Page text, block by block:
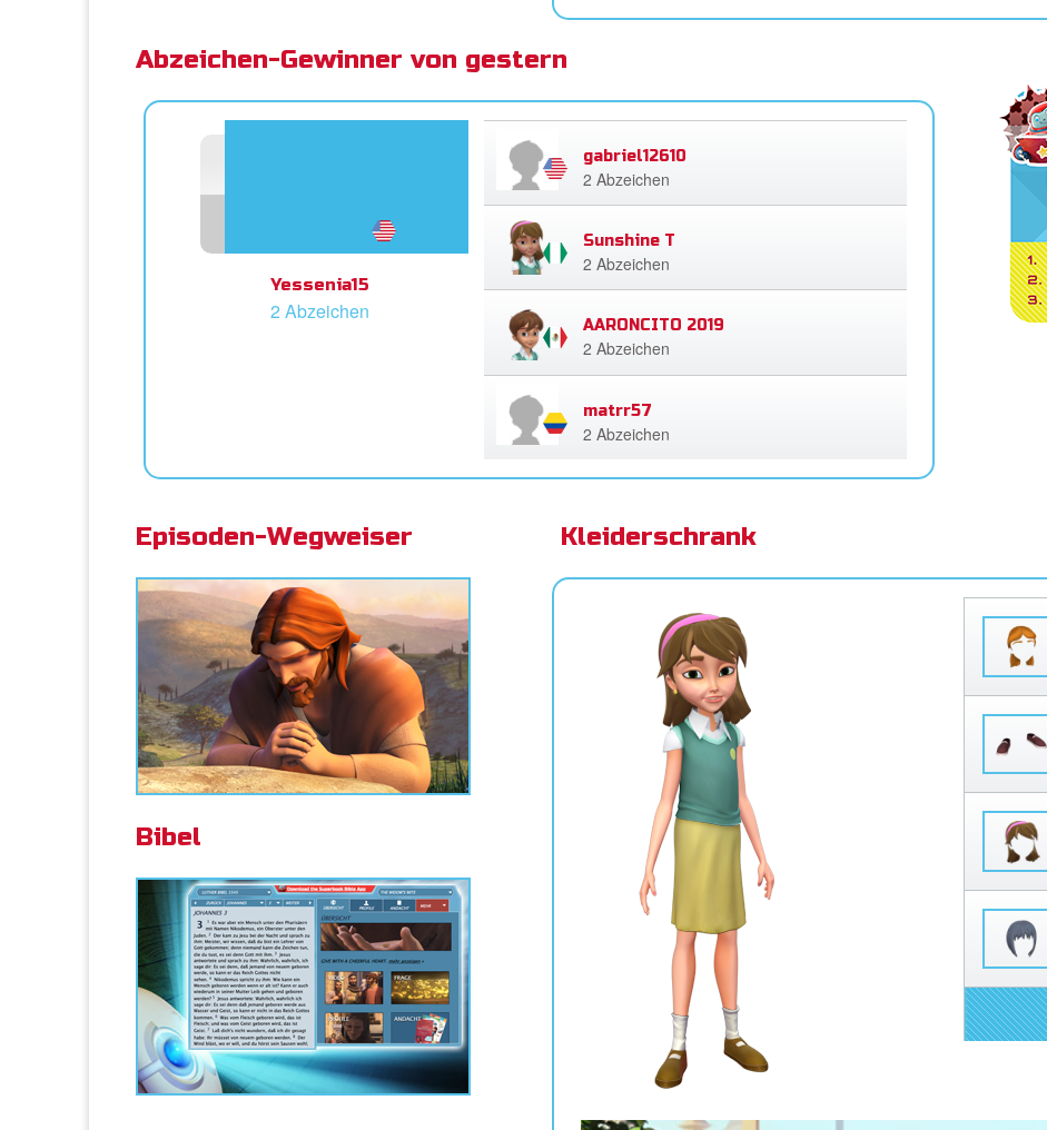
Abzeichen-Gewinner von gestern
Yessenia15
2 Abzeichen
gabriel12610
2 Abzeichen
Sunshine T
2 Abzeichen
AARONCITO 2019
2 Abzeichen
matrr57
2 Abzeichen
Episoden-Wegweiser
Bibel
Kleiderschrank